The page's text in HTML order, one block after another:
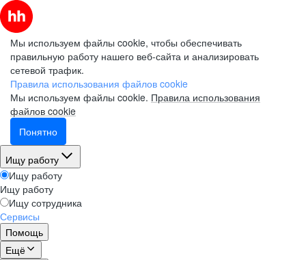
Мы используем файлы cookie, чтобы обеспечивать
правильную работу нашего веб-сайта и анализировать
сетевой трафик.
Правила использования файлов cookie
Мы используем файлы cookie. Правила использования
файлов cookie
Понятно
Ищу работу
Ищу работу
Ищу работу
Ищу сотрудника
Сервисы
Помощь
Ещё